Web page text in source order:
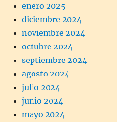
enero 2025
diciembre 2024
noviembre 2024
octubre 2024
septiembre 2024
agosto 2024
julio 2024
junio 2024
mayo 2024